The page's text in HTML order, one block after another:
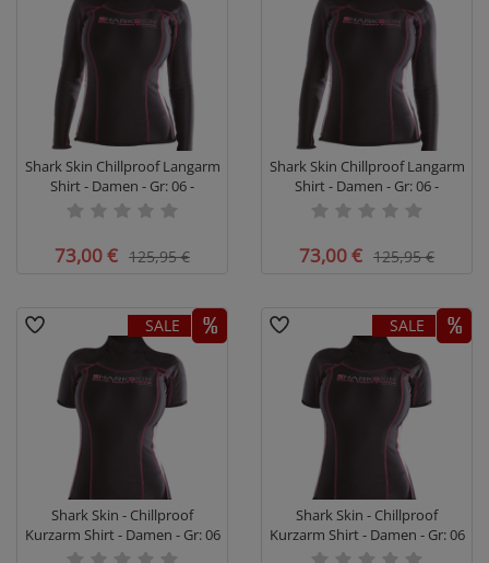
Shark Skin Chillproof Langarm
Shirt - Damen - Gr: 06 -
Restposten #
73,00 € 125,95 €
Shark Skin Chillproof Langarm
Shirt - Damen - Gr: 06 -
Restposten #
73,00 € 125,95 €
SALE
Shark Skin - Chillproof
Kurzarm Shirt - Damen - Gr: 06
- Restposten #
SALE
Shark Skin - Chillproof
Kurzarm Shirt - Damen - Gr: 06
- Restposten #